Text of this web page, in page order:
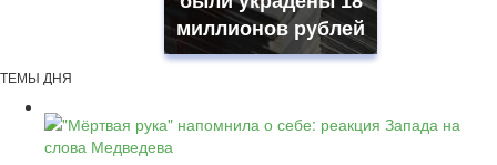
миллионов рублей
ТЕМЫ ДНЯ